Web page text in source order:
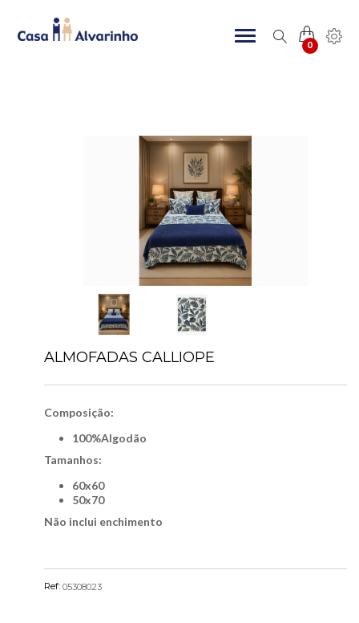
0
ALMOFADAS CALLIOPE
Composição:
100%Algodão
Tamanhos:
60x60
50x70
Não inclui enchimento
Ref: 05308023